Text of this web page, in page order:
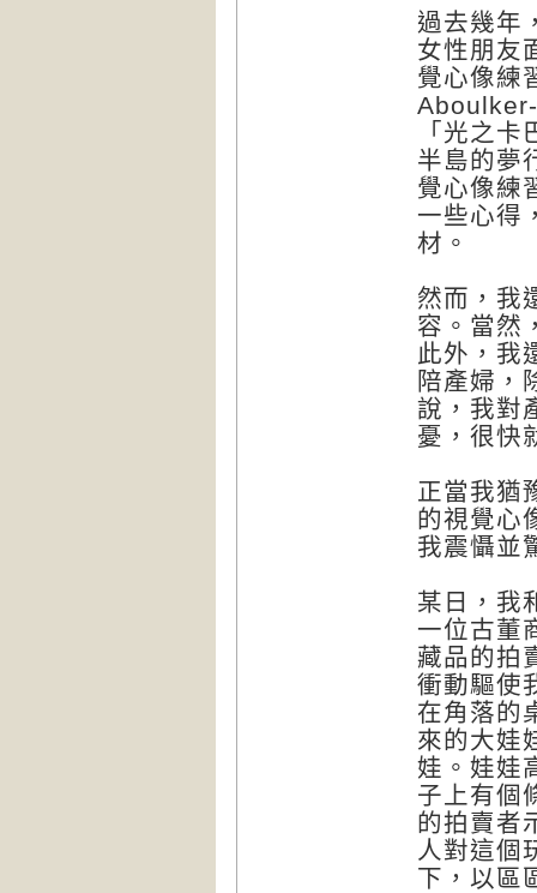
過去幾年
女性朋友
覺心像練
「光之
半島的夢
覺心像練
一些心得
材。
然而，我
容。當然
此外，我
陪產婦，
說，我對
憂，很快
正當我猶
的視覺心
我震懾並
某日，我
一位古董
藏品的拍
衝動驅使
在角落的
來的大娃
娃。娃娃
子上有個
的拍賣者
人對這個
下，以區